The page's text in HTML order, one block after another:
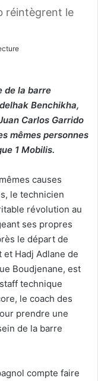
réintègrent le
de la barre
Benchikha,
Carlos Garrido
mêmes personnes
1 Mobilis.
causes
le technicien
révolution au
ses propres
le départ de
et Hadj Adlane de
Boudjenane, est
technique
le coach des
prendre une
de la barre
compte faire